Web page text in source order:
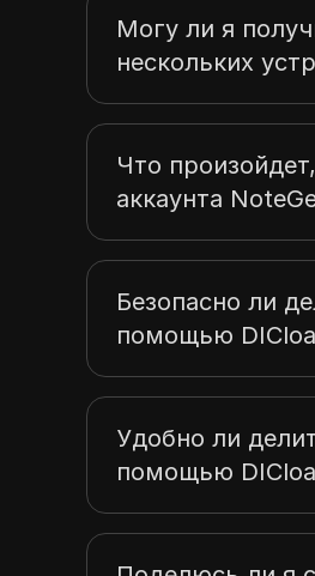
Могу ли я
нескольких
Что
аккаунта
Безопасно ли
помощью
Удобно ли
помощью